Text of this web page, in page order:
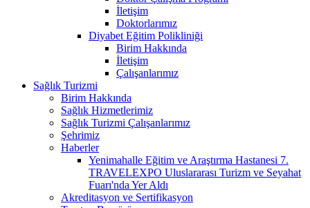
İletişim
Doktorlarımız
Diyabet Eğitim Polikliniği
Birim Hakkında
İletişim
Çalışanlarımız
Sağlık Turizmi
Birim Hakkında
Sağlık Hizmetlerimiz
Sağlık Turizmi Çalışanlarımız
Şehrimiz
Haberler
Yenimahalle Eğitim ve Araştırma Hastanesi 7.
TRAVELEXPO Uluslararası Turizm ve Seyahat
Fuarı'nda Yer Aldı
Akreditasyon ve Sertifikasyon